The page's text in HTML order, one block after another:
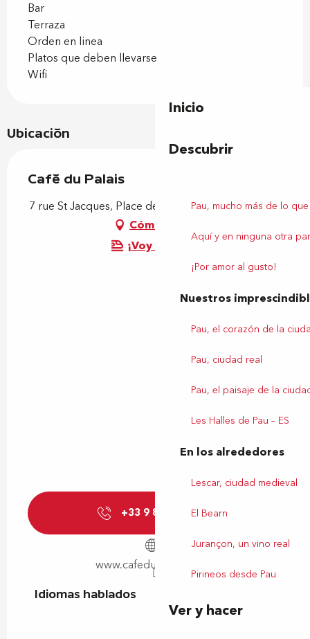
Inicio
Descubrir
Pau, mucho más de lo
Aquí y en ninguna otra
¡Por amor al gusto!
Nuestros
Pau, el corazón de la
Pau, ciudad real
Pau, el paisaje de la
Les Halles de Pau – ES
En los alrededores
Lescar, ciudad medieval
El Bearn
Jurançon, un vino real
Pirineos desde Pau
Ver y hacer
Bar
Terraza
Orden en linea
Platos que deben llevarse
Wifi
Ubicación
Café du Palais
7 rue St Jacques, Place de la Libération, 64000 Pau
Cómo llegar
¡Voy en tren!
+33 9 81 06 89 ▒▒
www.cafedupalaispau.fr
Idiomas hablados
Idiomas hablados